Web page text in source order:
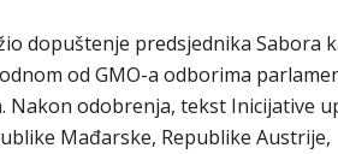
dopuštenje predsjednika Sabora
od GMO-a odborima
Nakon odobrenja, tekst Inicijative
Mađarske, Republike Austrije,